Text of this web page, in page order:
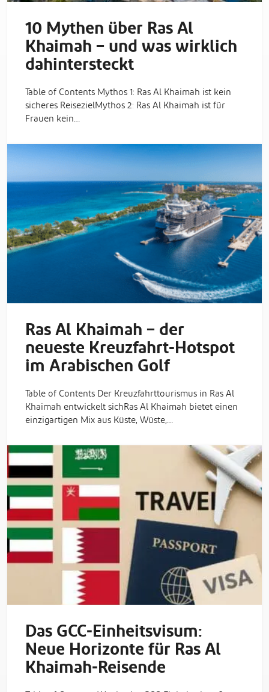
10 Mythen über Ras Al
Khaimah – und was wirklich
dahintersteckt
Table of Contents Mythos 1: Ras Al Khaimah ist kein
sicheres ReisezielMythos 2: Ras Al Khaimah ist für
Frauen kein…
Ras Al Khaimah – der
neueste Kreuzfahrt-Hotspot
im Arabischen Golf
Table of Contents Der Kreuzfahrttourismus in Ras Al
Khaimah entwickelt sichRas Al Khaimah bietet einen
einzigartigen Mix aus Küste, Wüste,…
Das GCC‑Einheitsvisum:
Neue Horizonte für Ras Al
Khaimah‑Reisende